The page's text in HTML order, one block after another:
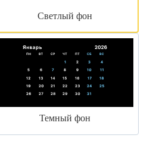
Светлый фон
Темный фон